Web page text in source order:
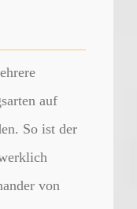
auf
So ist der
von